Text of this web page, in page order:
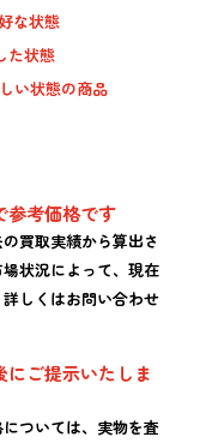
な状態
た状態
い状態の商品
考価格です
買取実績から算出さ
状況によって、現在
しくはお問い合わせ
ご提示いたしま
ついては、実物を査